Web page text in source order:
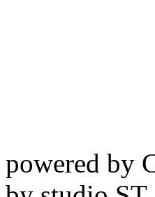
powered by